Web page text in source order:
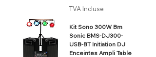
TVA Incluse
Kit Sono 300W Bm
Sonic BMS-DJ300-
USB-BT Initiation DJ
Enceintes Ampli Table